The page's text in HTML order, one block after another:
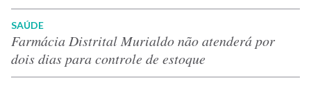
SAÚDE
Farmácia Distrital Murialdo não atenderá por
dois dias para controle de estoque